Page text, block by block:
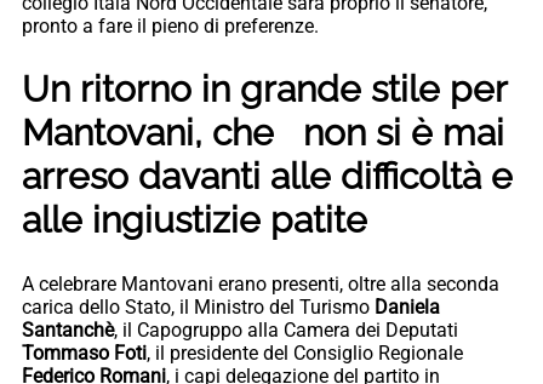
pronto a fare il pieno di preferenze.
Un ritorno in grande stile per
Mantovani, che non si è mai
arreso davanti alle difficoltà e
alle ingiustizie patite
A celebrare Mantovani erano presenti, oltre alla seconda
carica dello Stato, il Ministro del Turismo Daniela
Santanchè, il Capogruppo alla Camera dei Deputati
Tommaso Foti, il presidente del Consiglio Regionale
Federico Romani, i capi delegazione del partito in